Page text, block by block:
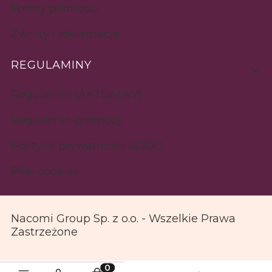
Formy płatności
Zwroty i reklamacje
REGULAMINY
Regulamin (AKTUALNY)
Regulamin promocji
Polityka prywatności RODO
Pliki cookies
Nacomi Group Sp. z o.o. - Wszelkie Prawa
Zastrzeżone